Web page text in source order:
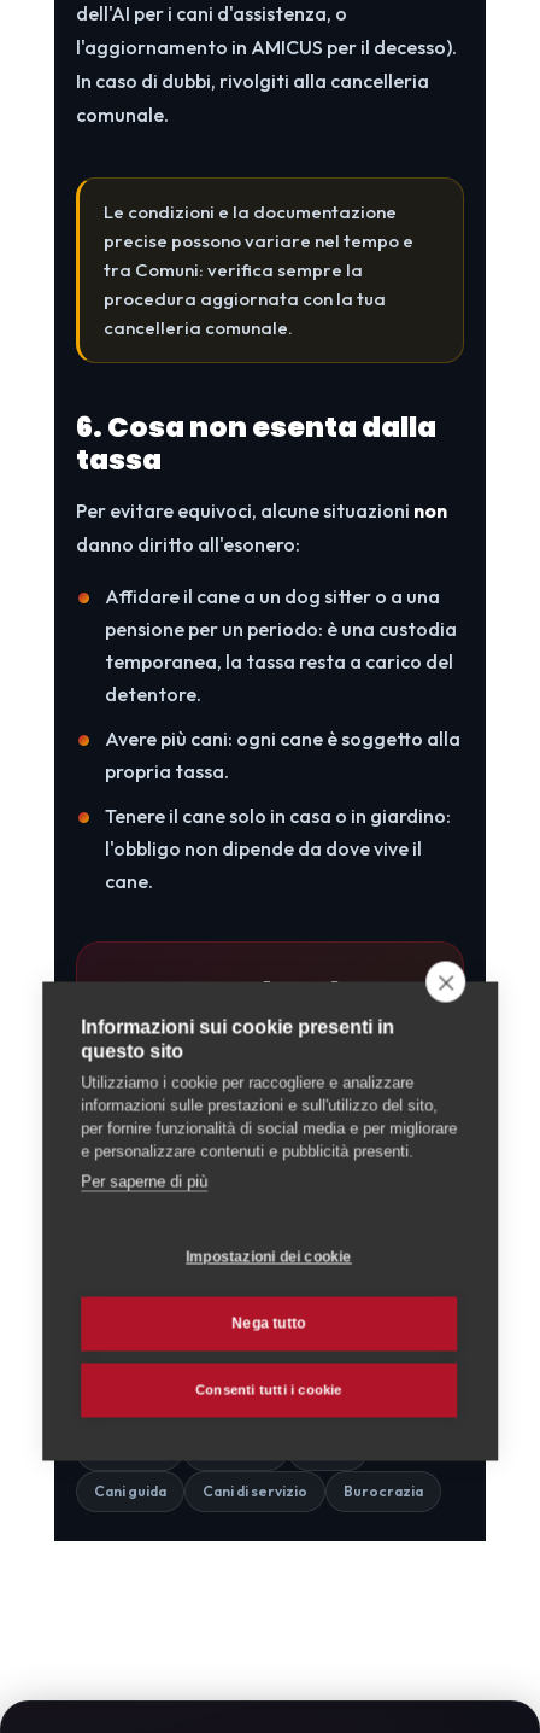
dell'AI per i cani d'assistenza, o
l'aggiornamento in AMICUS per il decesso).
In caso di dubbi, rivolgiti alla cancelleria
comunale.
Le condizioni e la documentazione
precise possono variare nel tempo e
tra Comuni: verifica sempre la
procedura aggiornata con la tua
cancelleria comunale.
6. Cosa non esenta dalla
tassa
Per evitare equivoci, alcune situazioni non
danno diritto all'esonero:
Affidare il cane a un dog sitter o a una
pensione per un periodo: è una custodia
temporanea, la tassa resta a carico del
detentore.
Avere più cani: ogni cane è soggetto alla
propria tassa.
Tenere il cane solo in casa o in giardino:
l'obbligo non dipende da dove vive il
cane.
Domande sul tuo
cane in Ticino?
Ti mettiamo in contatto con
veterinari ed educatori cinofili
verificati in tutto il Cantone, vicino
a te. Il primo contatto è gratuito e
gratuita →
Cani guida Cani di servizio Burocrazia
Informazioni sui cookie presenti in
questo sito
Utilizziamo i cookie per raccogliere e analizzare
informazioni sulle prestazioni e sull'utilizzo del sito,
per fornire funzionalità di social media e per migliorare
e personalizzare contenuti e pubblicità presenti.
Per saperne di più
Impostazioni dei cookie
Nega tutto
Consenti tutti i cookie